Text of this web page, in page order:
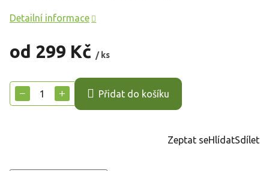
od 299 Kč / ks
cena:
+
− Přidat do košíku
Detailní informace
Zeptat seHlídatSdílet